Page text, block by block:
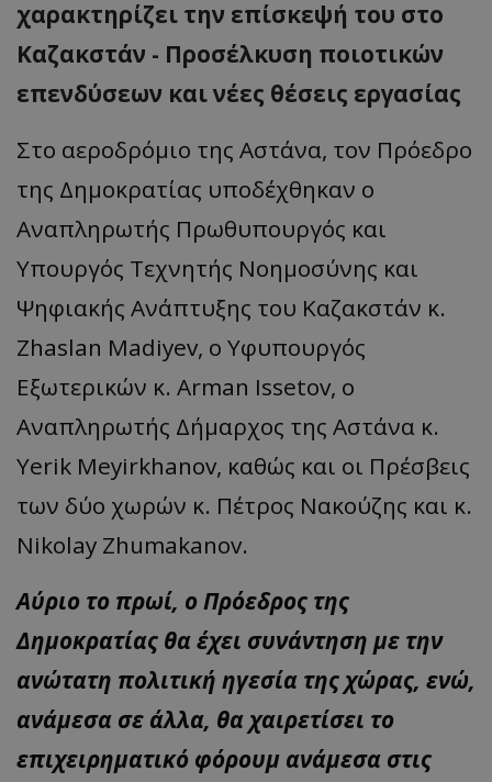
χαρακτηρίζει την επίσκεψή του στο
Καζακστάν - Προσέλκυση ποιοτικών
επενδύσεων και νέες θέσεις εργασίας
Στο αεροδρόμιο της Αστάνα, τον Πρόεδρο
της Δημοκρατίας υποδέχθηκαν ο
Αναπληρωτής Πρωθυπουργός και
Υπουργός Τεχνητής Νοημοσύνης και
Ψηφιακής Ανάπτυξης του Καζακστάν κ.
Zhaslan Madiyev, ο Υφυπουργός
Εξωτερικών κ. Arman Issetov, ο
Αναπληρωτής Δήμαρχος της Αστάνα κ.
Yerik Meyirkhanov, καθώς και οι Πρέσβεις
των δύο χωρών κ. Πέτρος Νακούζης και κ.
Nikolay Zhumakanov.
Αύριο το πρωί, ο Πρόεδρος της
Δημοκρατίας θα έχει συνάντηση με την
ανώτατη πολιτική ηγεσία της χώρας, ενώ,
ανάμεσα σε άλλα, θα χαιρετίσει το
επιχειρηματικό φόρουμ ανάμεσα στις